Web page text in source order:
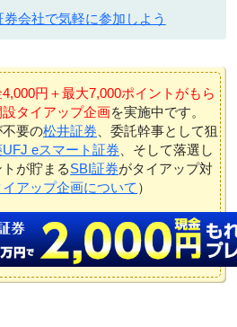
会社で気軽に参加しよう
円＋最大7,000ポイントがもら
タイアップ企画を実施中です。
要の松井証券 、委託幹事として狙
UFJ eスマート証券 、そして落選し
が貯まるSBI証券がタイアップ対
イアップ企画について ）